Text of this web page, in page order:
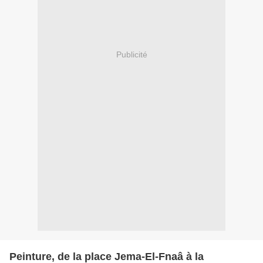
Publicité
Peinture, de la place Jema-El-Fnaâ à la